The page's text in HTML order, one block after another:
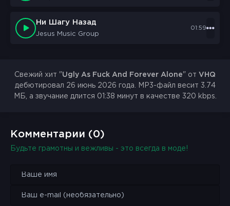
Ни Шагу Назад
Jesus Music Group
01:59
Свежий хит "Ugly As Fuck And Forever Alone" от VHQ
дебютировал 26 июнь 2026 года. MP3-файл весит 3.74
МБ, а звучание длится 01:38 минут в качестве 320 kbps.
Комментарии (0)
Будьте грамотны и вежливы - это всегда в моде!